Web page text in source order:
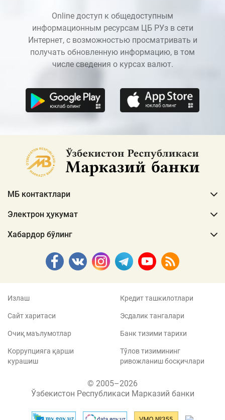
Online доступ к общедоступным
информационным ресурсам ЦБ РУз в сети
Интернет, с возможностью просматривать и
получать обновленную информацию, в том
числе сведения о курсах валют.
МБ контактлари
Электрон ҳукумат
Хабардор бўлинг
Излаш
Сайт харитаси
Очиқ маълумотлар
Коррупцияга қарши
курашиш
Кредит ташкилотлари
Эсдалик тангалари
Банк тизими тарихи
Тўлов тизимининг
ривожланиш босқичлари
© 2005–2026
Ўзбекистон Республикаси Марказий банки